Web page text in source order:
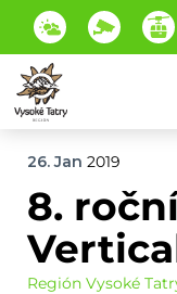
26. Jan 2019
8.
Región Vysoké